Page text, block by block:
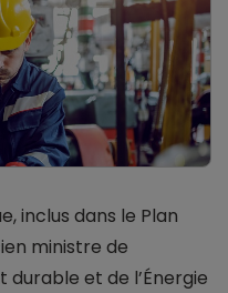
inclus dans le Plan
ministre de
durable et de l’Énergie